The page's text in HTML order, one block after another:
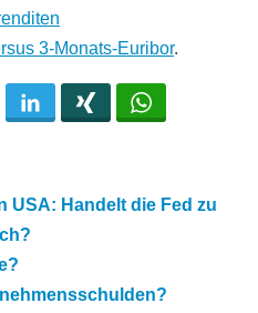
3-Monats-Euribor.
LinkedIn
USA: Handelt die Fed zu